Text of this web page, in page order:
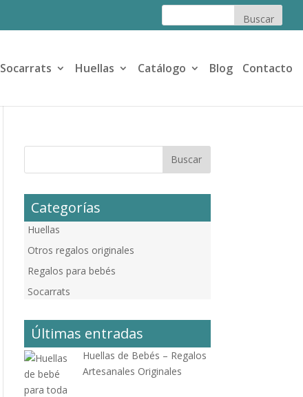
Socarrats Huellas Catálogo Blog Contacto
Categorías
Huellas
Otros regalos originales
Regalos para bebés
Socarrats
Últimas entradas
Huellas de Bebés – Regalos
Artesanales Originales